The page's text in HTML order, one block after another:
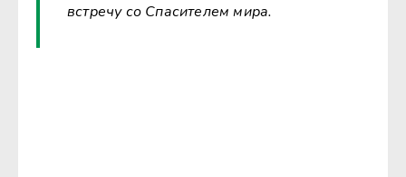
встречу со Спасителем мира.